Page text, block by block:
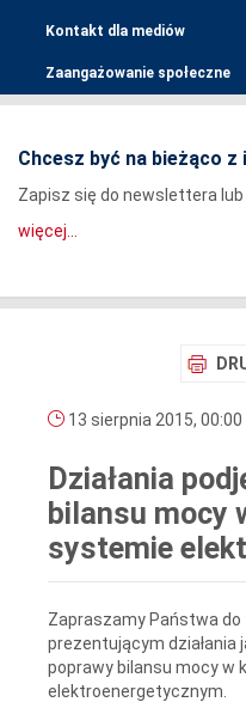
Kontakt dla mediów
Zaangażowanie społeczne
Chcesz być na bieżąco
Zapisz się do newslettera lub
więcej...
13 sierpnia 2015, 00:00
Działania
bilansu mocy
systemie
Zapraszamy Państwa do
prezentującym działania
poprawy bilansu mocy w
elektroenergetycznym.